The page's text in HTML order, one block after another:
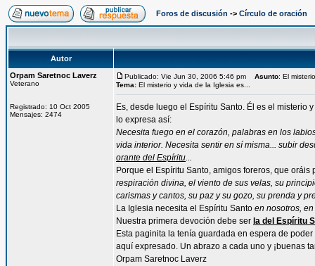
Foros de discusión -> Círculo de oración
Autor
Orpam Saretnoc Laverz
Veterano
Registrado: 10 Oct 2005
Mensajes: 2474
Publicado: Vie Jun 30, 2006 5:46 pm Asunto: El
Tema: El misterio y vida de la Iglesia es...
Es, desde luego el Espíritu Santo. Él es el misterio
lo expresa así:
Necesita fuego en el corazón, palabras en los
vida interior. Necesita sentir en sí misma... subir
orante del Espíritu...
Porque el Espíritu Santo, amigos foreros, que
respiración divina, el viento de sus velas, su
carismas y cantos, su paz y su gozo, su prenda y
La Iglesia necesita el Espíritu Santo en nosotros,
Nuestra primera devoción debe ser la del Espíritu
Esta paginita la tenía guardada en espera de
aquí expresado. Un abrazo a cada uno y ¡buenas
Orpam Saretnoc Laverz